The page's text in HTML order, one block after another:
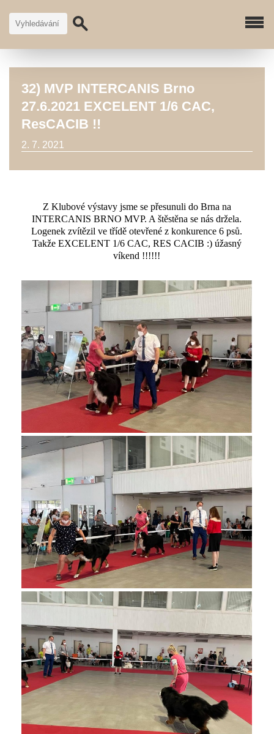
32) MVP INTERCANIS Brno
27.6.2021 EXCELENT 1/6 CAC,
ResCACIB !!
2. 7. 2021
Z Klubové výstavy jsme se přesunuli do Brna na
INTERCANIS BRNO MVP. A štěstěna se nás držela.
Logenek zvítězil ve třídě otevřené z konkurence 6 psů.
Takže EXCELENT 1/6 CAC, RES CACIB :) úžasný
víkend !!!!!!